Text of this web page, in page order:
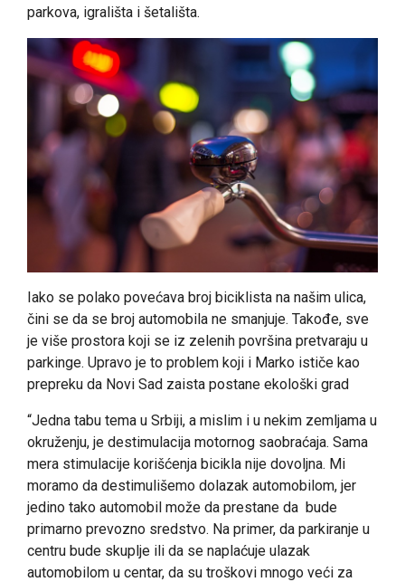
parkova, igrališta i šetališta.
Iako se polako povećava broj biciklista na našim ulica,
čini se da se broj automobila ne smanjuje. Takođe, sve
je više prostora koji se iz zelenih površina pretvaraju u
parkinge. Upravo je to problem koji i Marko ističe kao
prepreku da Novi Sad zaista postane ekološki grad
“Jedna tabu tema u Srbiji, a mislim i u nekim zemljama u
okruženju, je destimulacija motornog saobraćaja. Sama
mera stimulacije korišćenja bicikla nije dovoljna. Mi
moramo da destimulišemo dolazak automobilom, jer
jedino tako automobil može da prestane da bude
primarno prevozno sredstvo. Na primer, da parkiranje u
centru bude skuplje ili da se naplaćuje ulazak
automobilom u centar, da su troškovi mnogo veći za